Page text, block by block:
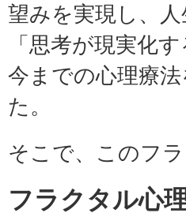
望みを実現し、
「思考が現実化
今までの心理療
た。
そこで、このフ
フラクタル心理